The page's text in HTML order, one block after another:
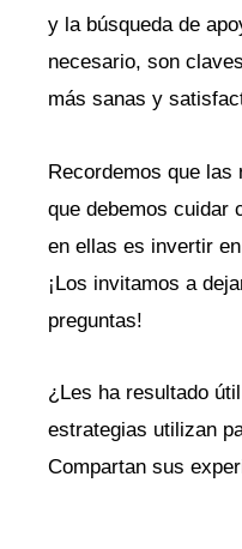
y la búsqueda de
necesario, son
más sanas y
Recordemos que las
que debemos cuidar
en ellas es invertir
¡Los invitamos a
preguntas!
¿Les ha resultado
estrategias utilizan
Compartan sus